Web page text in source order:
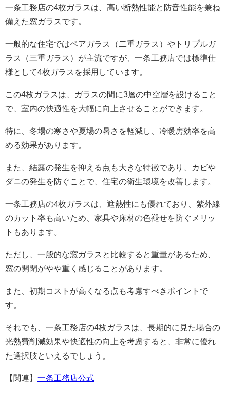
一条工務店の4枚ガラスは、高い断熱性能と防音性能を兼ね
備えた窓ガラスです。
一般的な住宅ではペアガラス（二重ガラス）やトリプルガ
ラス（三重ガラス）が主流ですが、一条工務店では標準仕
様として4枚ガラスを採用しています。
この4枚ガラスは、ガラスの間に3層の中空層を設けること
で、室内の快適性を大幅に向上させることができます。
特に、冬場の寒さや夏場の暑さを軽減し、冷暖房効率を高
める効果があります。
また、結露の発生を抑える点も大きな特徴であり、カビや
ダニの発生を防ぐことで、住宅の衛生環境を改善します。
一条工務店の4枚ガラスは、遮熱性にも優れており、紫外線
のカット率も高いため、家具や床材の色褪せを防ぐメリッ
トもあります。
ただし、一般的な窓ガラスと比較すると重量があるため、
窓の開閉がやや重く感じることがあります。
また、初期コストが高くなる点も考慮すべきポイントで
す。
それでも、一条工務店の4枚ガラスは、長期的に見た場合の
光熱費削減効果や快適性の向上を考慮すると、非常に優れ
た選択肢といえるでしょう。
【関連】 一条工務店公式